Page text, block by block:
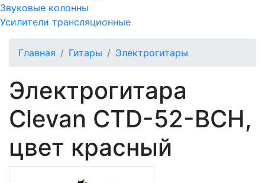
Звуковые колонны
Усилители трансляционные
Главная Гитары Электрогитары
Электрогитара
Clevan CTD-52-BCH,
цвет красный